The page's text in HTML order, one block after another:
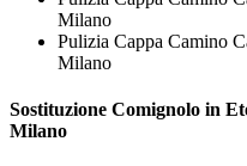
Milano
Pulizia Cappa Camino
Milano
Sostituzione Comignolo in
Milano